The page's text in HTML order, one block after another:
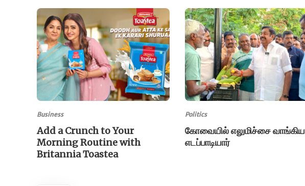
Business
Add a Crunch to Your
Morning Routine with
Britannia Toastea
Politics
கோவையில் எலுமிச்சை வாங்கிய
எடப்பாடியார்